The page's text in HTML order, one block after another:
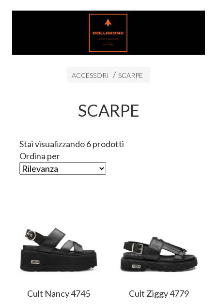
ACCESSORI SCARPE
SCARPE
Stai visualizzando 6 prodotti
Ordina per
Cult Nancy 4745 Cult Ziggy 4779